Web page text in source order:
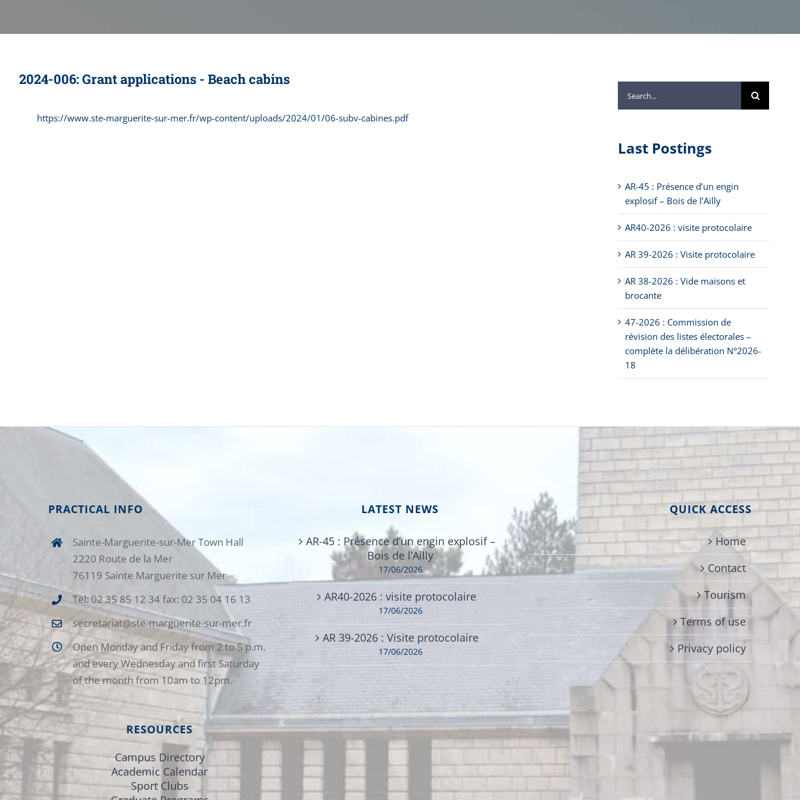
2024-006: Grant applications - Beach cabins
https://www.ste-marguerite-sur-mer.fr/wp-content/uploads/2024/01/06-subv-cabines.pdf
for:
Last Postings
AR-45 : Présence d’un engin
explosif – Bois de l’Ailly
AR40-2026 : visite protocolaire
AR 39-2026 : Visite protocolaire
AR 38-2026 : Vide maisons et
brocante
47-2026 : Commission de
révision des listes électorales –
complète la délibération N°2026-
18
PRACTICAL INFO
Sainte-Marguerite-sur-Mer Town Hall
2220 Route de la Mer
76119 Sainte Marguerite sur Mer
Tel: 02 35 85 12 34 fax: 02 35 04 16 13
secretariat@ste-marguerite-sur-mer.fr
Open Monday and Friday from 2 to 5 p.m.
and every Wednesday and first Saturday
of the month from 10am to 12pm.
RESOURCES
Campus Directory
Academic Calendar
Sport Clubs
LATEST NEWS
AR-45 : Présence d’un engin explosif –
Bois de l’Ailly
17/06/2026
AR40-2026 : visite protocolaire
17/06/2026
AR 39-2026 : Visite protocolaire
17/06/2026
QUICK ACCESS
Home
Contact
Tourism
Terms of use
Privacy policy